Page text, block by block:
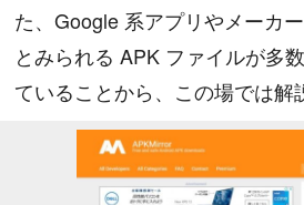
た、Google 系アプリやメーカ
とみられる APK ファイルが多
ていることから、この場では解